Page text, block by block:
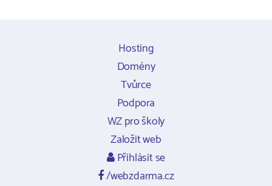
Hosting
Domény
Tvůrce
Podpora
WZ pro školy
Založit web
Přihlásit se
/webzdarma.cz